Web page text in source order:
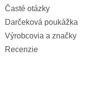
Časté otázky
Darčeková poukážka
Výrobcovia a značky
Recenzie